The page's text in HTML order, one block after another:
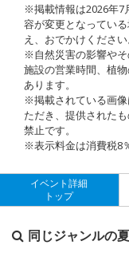
※掲載情報は2026年7
容が変更となってい
え、おでかけください
※自然災害の影響やそ
施設の営業時間、植
あります。
※掲載されている画
ただき、提供された
禁止です。
※表示料金は消費税8
イベント詳細
トップ
同じジャンルの